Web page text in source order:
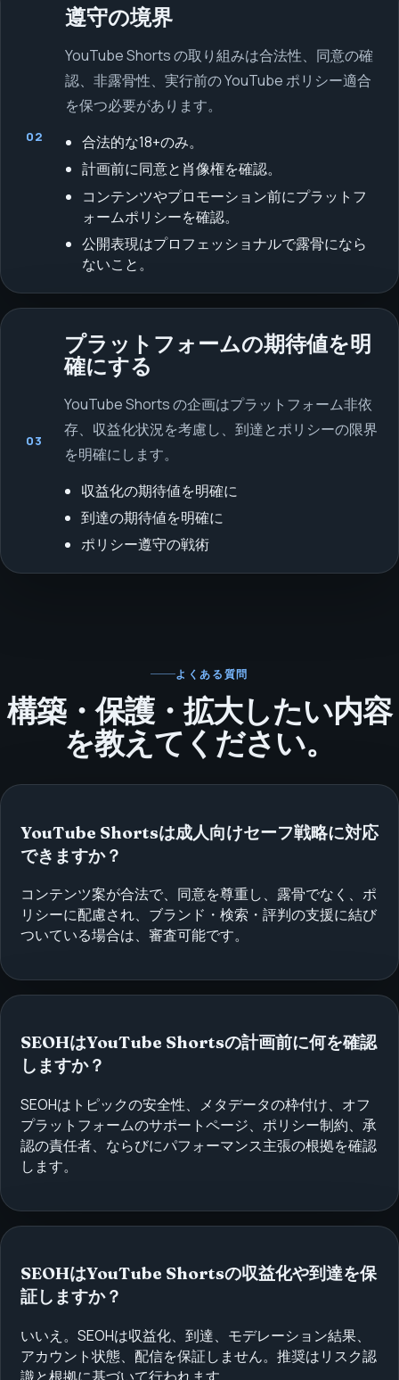
02
遵守の境界
YouTube Shorts の取り組みは合法性、同意の確
認、非露骨性、実行前の YouTube ポリシー適合
を保つ必要があります。
合法的な18+のみ。
計画前に同意と肖像権を確認。
コンテンツやプロモーション前にプラットフ
ォームポリシーを確認。
公開表現はプロフェッショナルで露骨になら
ないこと。
03
プラットフォームの期待値を明
確にする
YouTube Shorts の企画はプラットフォーム非依
存、収益化状況を考慮し、到達とポリシーの限界
を明確にします。
収益化の期待値を明確に
到達の期待値を明確に
ポリシー遵守の戦術
よくある質問
構築・保護・拡大したい内容
を教えてください。
YouTube Shortsは成人向けセーフ戦略に対応
できますか？
コンテンツ案が合法で、同意を尊重し、露骨でなく、ポ
リシーに配慮され、ブランド・検索・評判の支援に結び
ついている場合は、審査可能です。
SEOHはYouTube Shortsの計画前に何を確認
しますか？
SEOHはトピックの安全性、メタデータの枠付け、オフ
プラットフォームのサポートページ、ポリシー制約、承
認の責任者、ならびにパフォーマンス主張の根拠を確認
します。
SEOHはYouTube Shortsの収益化や到達を保
証しますか？
いいえ。SEOHは収益化、到達、モデレーション結果、
アカウント状態、配信を保証しません。推奨はリスク認
識と根拠に基づいて行われます。